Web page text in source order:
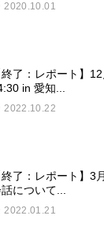
2020.10.01
終了：レポート】
in 愛知...
2022.10.22
終了：レポート】3
について...
2022.01.21